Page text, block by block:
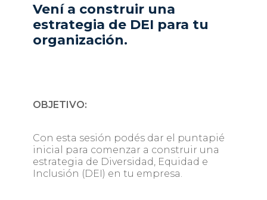
Vení a construir una
estrategia de DEI para tu
organización.
OBJETIVO:
Con esta sesión podés dar el puntapié
inicial para comenzar a construir una
estrategia de Diversidad, Equidad e
Inclusión (DEI) en tu empresa.